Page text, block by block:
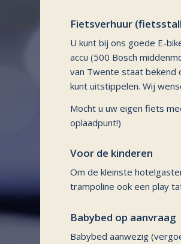
Fietsverhuur
U kunt bij ons goede E-
accu (500 Bosch
van Twente staat
kunt uitstippelen. Wij
Mocht u uw eigen fiets
oplaadpunt!)
Voor de kinderen
Om de kleinste
trampoline ook een play
Babybed op aanvraag
Babybed aanwezig